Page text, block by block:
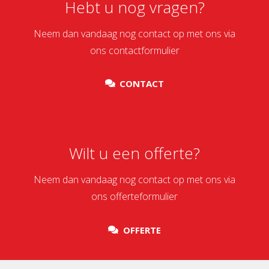
Hebt u nog vragen?
Neem dan vandaag nog contact op met ons via
ons contactformulier
CONTACT
Wilt u een offerte?
Neem dan vandaag nog contact op met ons via
ons offerteformulier
OFFERTE